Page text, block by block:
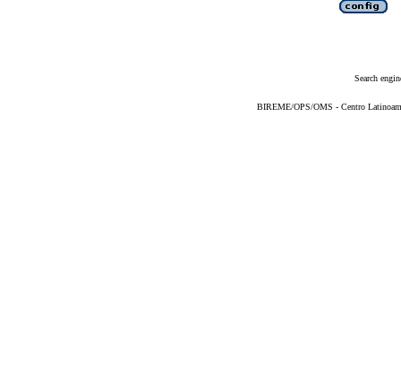
Search
BIREME/OPS/OMS - Centro